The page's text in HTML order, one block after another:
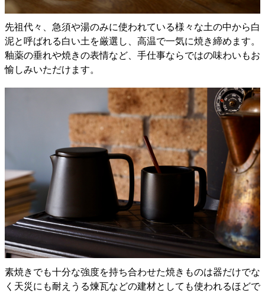
先祖代々、急須や湯のみに使われている様々な土の中から白
泥と呼ばれる白い土を厳選し、高温で一気に焼き締めます。
釉薬の垂れや焼きの表情など、手仕事ならではの味わいもお
愉しみいただけます。
素焼きでも十分な強度を持ち合わせた焼きものは器だけでな
く天災にも耐えうる煉瓦などの建材としても使われるほどで